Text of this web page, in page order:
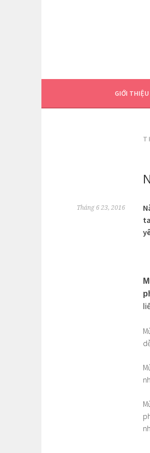
GIỚI THIỆU
Tháng 6 23, 2016